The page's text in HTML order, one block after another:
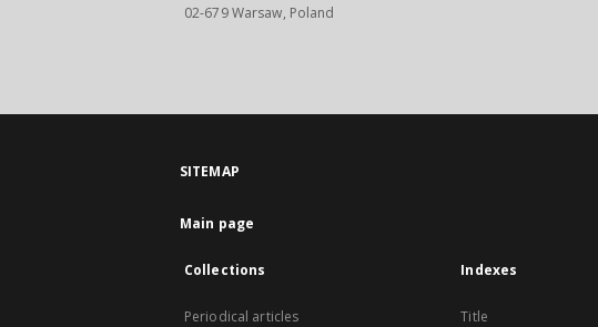
02-679 Warsaw, Poland
SITEMAP
Main page
Collections
Periodical articles
Indexes
Title